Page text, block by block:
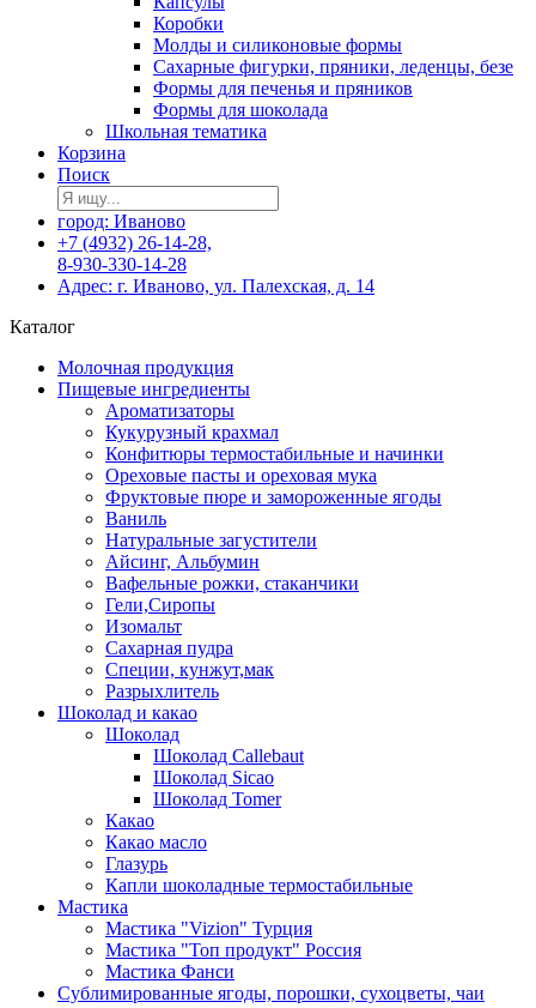
Коробки
Молды и силиконовые формы
Сахарные фигурки, пряники, леденцы, безе
Формы для печенья и пряников
Формы для шоколада
Школьная тематика
Корзина
Поиск
город: Иваново
+7 (4932) 26-14-28,
8-930-330-14-28
Адрес: г. Иваново, ул. Палехская, д. 14
Каталог
Молочная продукция
Пищевые ингредиенты
Ароматизаторы
Кукурузный крахмал
Конфитюры термостабильные и начинки
Ореховые пасты и ореховая мука
Фруктовые пюре и замороженные ягоды
Ваниль
Натуральные загустители
Айсинг, Альбумин
Вафельные рожки, стаканчики
Гели,Сиропы
Изомальт
Сахарная пудра
Специи, кунжут,мак
Разрыхлитель
Шоколад и какао
Шоколад
Шоколад Callebaut
Шоколад Sicao
Шоколад Tomer
Какао
Какао масло
Глазурь
Капли шоколадные термостабильные
Мастика
Мастика "Vizion" Турция
Мастика "Топ продукт" Россия
Мастика Фанси
Сублимированные ягоды, порошки, сухоцветы, чаи